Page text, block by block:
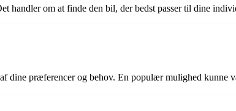
handler om at finde den bil, der bedst passer til dine
dine præferencer og behov. En populær mulighed kunne